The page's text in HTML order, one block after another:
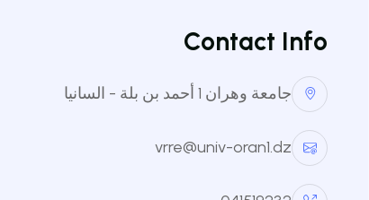
Contact Info
جامعة وهران 1 أحمد بن بلة - السانيا
vrre@univ-oran1.dz